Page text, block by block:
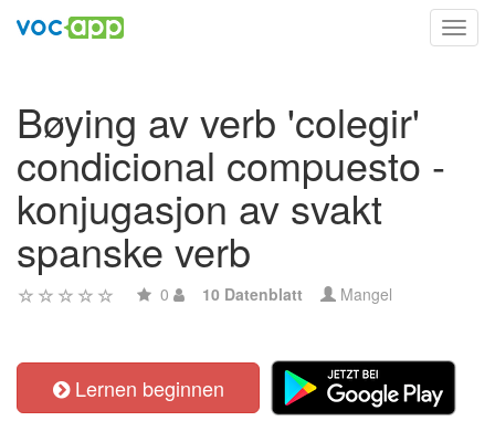
Bøying av verb 'colegir'
condicional compuesto -
konjugasjon av svakt
spanske verb
0 10 Datenblatt Mangel
Lernen beginnen